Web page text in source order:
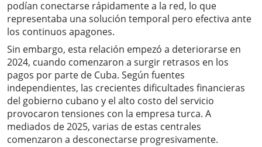
podían conectarse rápidamente a la red, lo que
representaba una solución temporal pero efectiva ante
los continuos apagones.
Sin embargo, esta relación empezó a deteriorarse en
2024, cuando comenzaron a surgir retrasos en los
pagos por parte de Cuba. Según fuentes
independientes, las crecientes dificultades financieras
del gobierno cubano y el alto costo del servicio
provocaron tensiones con la empresa turca. A
mediados de 2025, varias de estas centrales
comenzaron a desconectarse progresivamente.